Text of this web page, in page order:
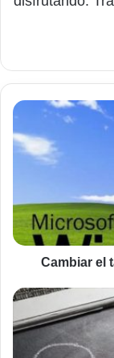
Cambiar
tamaño
del
para
PPPoE
Cambiar el
Recuperar
Registro
dañado